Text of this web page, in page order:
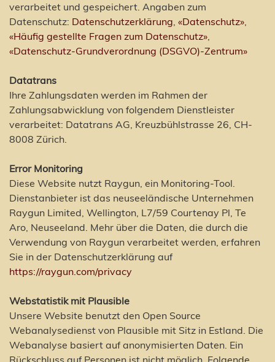
verarbeitet und gespeichert. Angaben zum
Datenschutz: Datenschutzerklärung, «Datenschutz»,
«Häufig gestellte Fragen zum Datenschutz»,
«Datenschutz-Grundverordnung (DSGVO)-Zentrum»
Datatrans
Ihre Zahlungsdaten werden im Rahmen der
Zahlungsabwicklung von folgendem Dienstleister
verarbeitet: Datatrans AG, Kreuzbühlstrasse 26, CH-
8008 Zürich.
Error Monitoring
Diese Website nutzt Raygun, ein Monitoring-Tool.
Dienstanbieter ist das neuseeländische Unternehmen
Raygun Limited, Wellington, L7/59 Courtenay Pl, Te
Aro, Neuseeland. Mehr über die Daten, die durch die
Verwendung von Raygun verarbeitet werden, erfahren
Sie in der Datenschutzerklärung auf
https://raygun.com/privacy
Webstatistik mit Plausible
Unsere Website benutzt den Open Source
Webanalysedienst von Plausible mit Sitz in Estland. Die
Webanalyse basiert auf anonymisierten Daten. Ein